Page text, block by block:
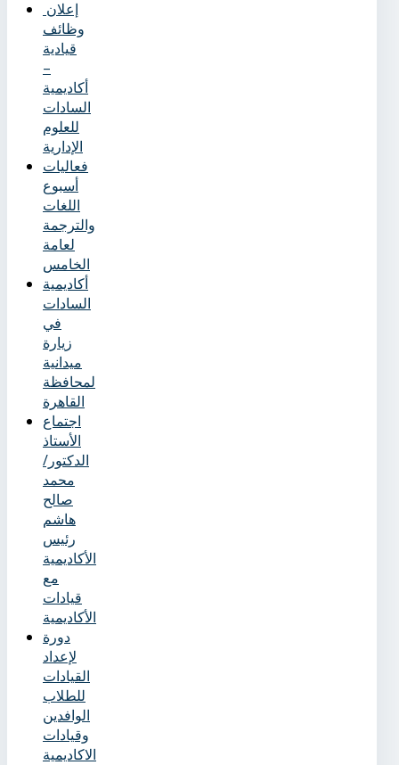
وظائف
قيادية
–
أكاديمية
السادات
للعلوم
الإدارية
فعاليات
أسبوع
اللغات
والترجمة
لعامة
الخامس
أكاديمية
السادات
في
زيارة
ميدانية
لمحافظة
القاهرة
اجتماع
الأستاذ
الدكتور/
محمد
صالح
هاشم
رئيس
الأكاديمية
مع
قيادات
الأكاديمية
دورة
لإعداد
القيادات
للطلاب
الوافدين
وقيادات
الاكاديمية